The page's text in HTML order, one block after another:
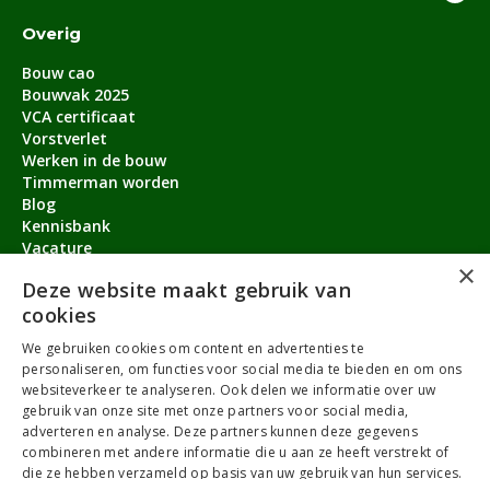
Overig
Bouw cao
Bouwvak 2025
VCA certificaat
Vorstverlet
Werken in de bouw
Timmerman worden
Blog
Kennisbank
Vacature
Contact
Over ons
service@timmermanvacature.nl
088-7060802
×
Deze website maakt gebruik van
cookies
We gebruiken cookies om content en advertenties te
personaliseren, om functies voor social media te bieden en om ons
websiteverkeer te analyseren. Ook delen we informatie over uw
gebruik van onze site met onze partners voor social media,
adverteren en analyse. Deze partners kunnen deze gegevens
combineren met andere informatie die u aan ze heeft verstrekt of
die ze hebben verzameld op basis van uw gebruik van hun services.